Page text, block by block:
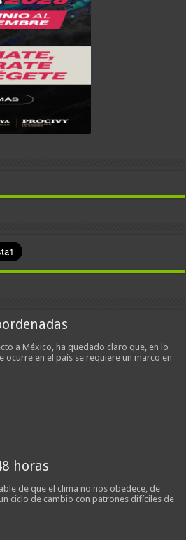
a México, ha quedado claro que, en lo
ocurre en el país se requiere un marco en
horas
de que el clima no nos obedece, de
ciclo de cambio con patrones difíciles de